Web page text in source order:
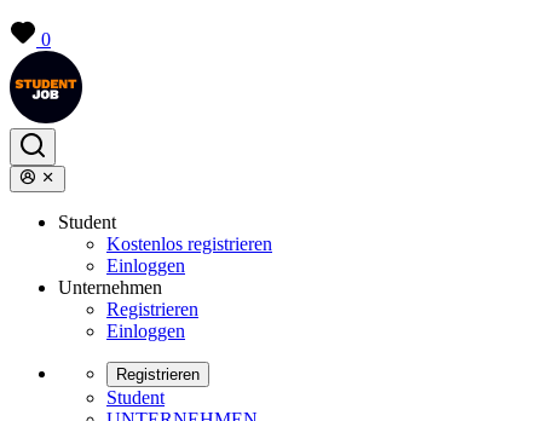
0
Student
Kostenlos registrieren
Einloggen
Unternehmen
Registrieren
Einloggen
Registrieren
Student